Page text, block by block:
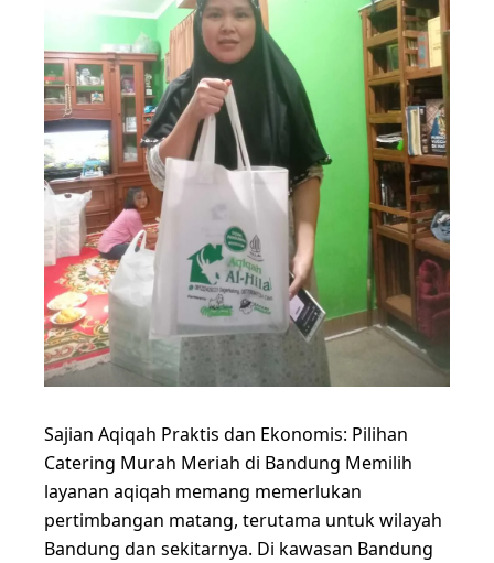
Sajian Aqiqah Praktis dan Ekonomis: Pilihan
Catering Murah Meriah di Bandung Memilih
layanan aqiqah memang memerlukan
pertimbangan matang, terutama untuk wilayah
Bandung dan sekitarnya. Di kawasan Bandung